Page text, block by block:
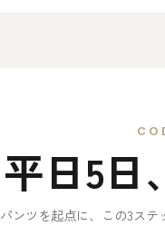
平日5日
パンツを起点に、この3ステ